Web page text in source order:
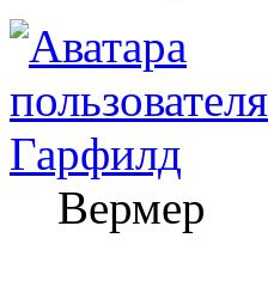
Гарфилд
Вермер